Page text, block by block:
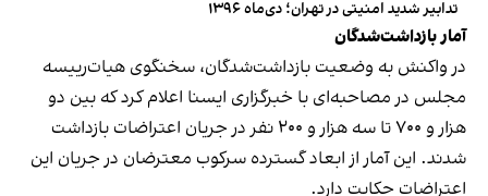
تدابیر شدید امنیتی در تهران؛ دی‌ماه ۱۳۹۶
آمار بازداشت‌شدگان
در واکنش به وضعیت بازداشت‌شدگان، سخنگوی هیات‌رییسه
مجلس در مصاحبه‌ای با خبرگزاری ایسنا اعلام کرد که بین دو
هزار و ۷۰۰ تا سه هزار و ۲۰۰ نفر در جریان اعتراضات بازداشت
شدند. این آمار از ابعاد گسترده سرکوب معترضان در جریان این
اعتراضات حکایت دارد.